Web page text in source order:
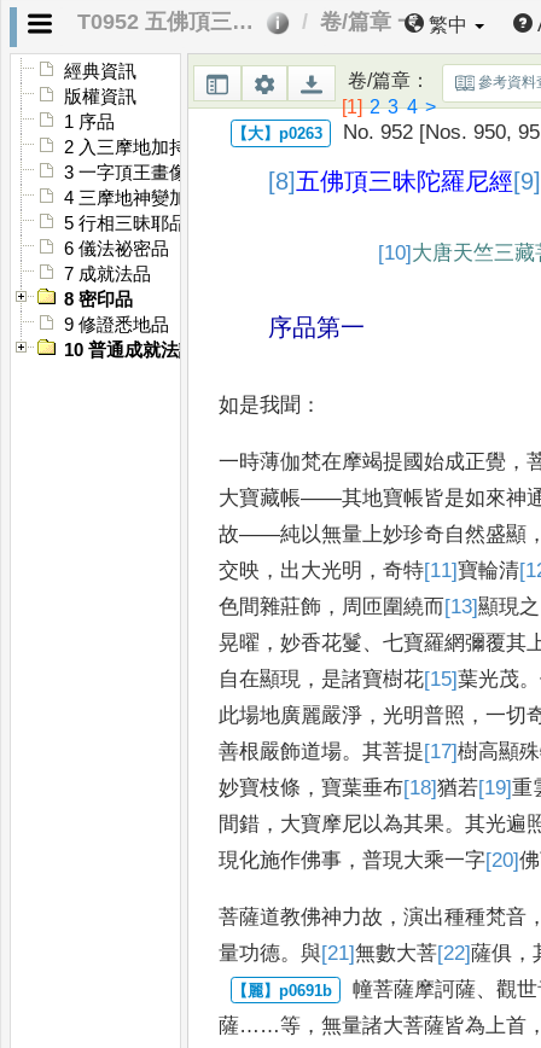
T0952 五佛頂三昧陀羅尼經 卷/篇章 一 繁中
經典資訊
版權資訊
1 序品
2 入三摩地加持顯德品
3 一字頂王畫像法品
4 三摩地神變加持化像品
5 行相三昧耶品
6 儀法祕密品
7 成就法品
8 密印品
9 修證悉地品
10 普通成就法護摩品
卷/篇章：
[1] 2 3 4 >
參考資料
No. 952 [Nos. 950,
[8]五佛頂三昧陀羅尼經[9]
[10] 大唐天竺三
序品第一
如是我聞 ：
一時薄伽梵在摩竭提國始成正覺 ，
大寶藏帳——其地寶帳皆是如來神
故——純以無量上妙珍奇自然盛顯
交映 ， 出大光明 ，奇特[11]寶輪清
色間雜莊飾 ， 周匝圍繞而[13]顯現之
晃曜 ，妙香花鬘、七寶羅網彌覆其
自在顯現 ， 是諸寶樹花[15]葉光茂。
此場地廣麗嚴淨 ，光明普照 ，一切
善根嚴飾道場。其菩提[17]樹高顯
妙寶枝條 ，寶葉垂布[18]猶若[19]重
間錯 ， 大寶摩尼以為其果。其光遍
現化施作佛事 ，普現大乘一字[20]
菩薩道教佛神力故 ，演出種種梵音
量功德。與[21]無數大菩[22]薩俱 ，
幢菩薩摩訶薩、觀
薩……等 ，無量諸大菩薩皆為上首